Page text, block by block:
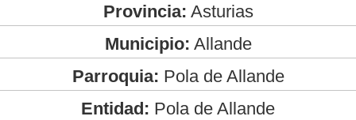
Provincia: Asturias
Municipio: Allande
Parroquia: Pola de Allande
Entidad: Pola de Allande